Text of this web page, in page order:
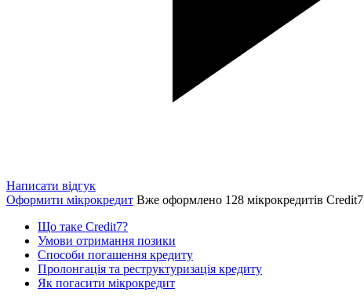
Написати відгук
Оформити мікрокредит Вже оформлено 128 мікрокредитів Credit7
Що таке Credit7?
Умови отримання позики
Способи погашення кредиту
Пролонгація та реструктуризація кредиту
Як погасити мікрокредит